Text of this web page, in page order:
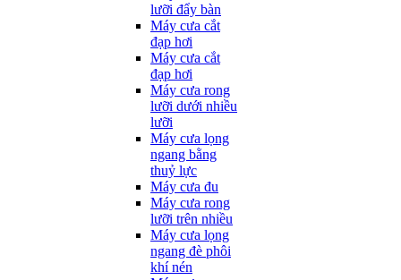
lưỡi đẩy bàn
Máy cưa cắt
đạp hơi
Máy cưa cắt
đạp hơi
Máy cưa rong
lưỡi dưới nhiều
lưỡi
Máy cưa lọng
ngang bằng
thuỷ lực
Máy cưa đu
Máy cưa rong
lưỡi trên nhiều
Máy cưa lọng
ngang đè phôi
khí nén